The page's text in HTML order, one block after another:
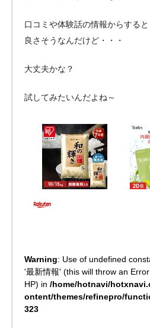
口コミや体験話の情報からすると
良さそうなんだけど・・・
大丈夫かな？
試してみたいんだよね～
Warning: Use of undefined
'最新情報' (this will throw an
HP) in /home/hotnavi/
ontent/themes/refinepro/
323